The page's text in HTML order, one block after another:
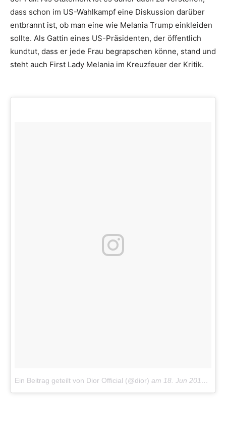
dass schon im US-Wahlkampf eine Diskussion darüber
entbrannt ist, ob man eine wie Melania Trump einkleiden
sollte. Als Gattin eines US-Präsidenten, der öffentlich
kundtut, dass er jede Frau begrapschen könne, stand und
steht auch First Lady Melania im Kreuzfeuer der Kritik.
Ein Beitrag geteilt von Dior Official (@dior) am 18. Jun 2017 um 13:41 Uhr